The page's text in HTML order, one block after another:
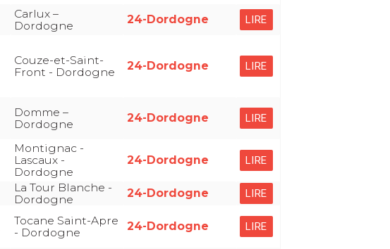
Carlux –
Dordogne
24-Dordogne LIRE
Couze-et-Saint-
Front - Dordogne
24-Dordogne LIRE
Domme –
Dordogne
24-Dordogne LIRE
Montignac -
Lascaux -
Dordogne
24-Dordogne LIRE
La Tour Blanche -
Dordogne
24-Dordogne LIRE
Tocane Saint-Apre
- Dordogne
24-Dordogne LIRE